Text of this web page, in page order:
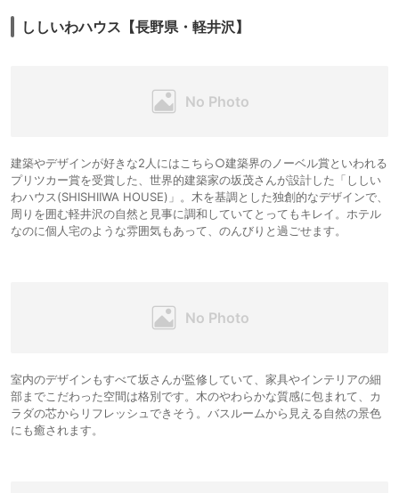
ししいわハウス【長野県・軽井沢】
建築やデザインが好きな2人にはこちら○建築界のノーベル賞といわれる
プリツカー賞を受賞した、世界的建築家の坂茂さんが設計した「ししい
わハウス(SHISHIIWA HOUSE)」。木を基調とした独創的なデザインで、
周りを囲む軽井沢の自然と見事に調和していてとってもキレイ。ホテル
なのに個人宅のような雰囲気もあって、のんびりと過ごせます。
室内のデザインもすべて坂さんが監修していて、家具やインテリアの細
部までこだわった空間は格別です。木のやわらかな質感に包まれて、カ
ラダの芯からリフレッシュできそう。バスルームから見える自然の景色
にも癒されます。